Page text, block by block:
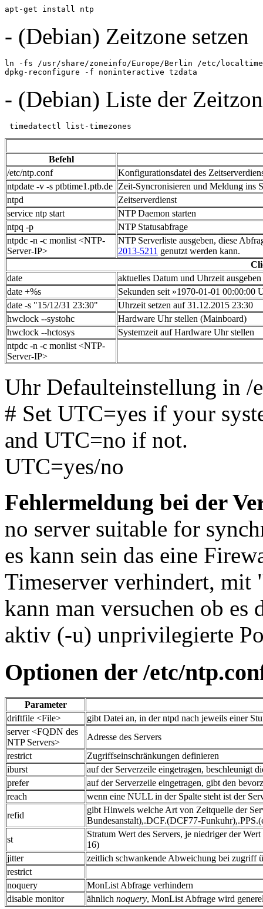
apt-get install ntp
- (Debian) Zeitzone setzen
ln -fs /usr/share/zoneinfo/Europe/Berlin /etc/localtime
dpkg-reconfigure -f noninteractive tzdata
- (Debian) Liste der
timedatectl list-timezones
Befehl
/etc/ntp.conf
Konfigurationsdatei des
ntpdate -v -s ptbtime1.ptb.de Zeit-Syncronisieren und Meldung ins
ntpd
Zeitserverdienst
service ntp start
NTP Daemon starten
ntpq -p
NTP Statusabfrage
ntpdc -n -c monlist <NTP-
Server-IP>
NTP Serverliste ausgeben, diese
2013-5211 genutzt werden kann.
date
aktuelles Datum und Uhrzeit ausgeben
date +%s
Sekunden seit »1970-01-01 00:00:00
date -s "15/12/31 23:30"
Uhrzeit setzen auf 31.12.2015 23:30
hwclock --systohc
Hardware Uhr stellen (Mainboard)
hwclock --hctosys
Systemzeit auf Hardware Uhr stellen
ntpdc -n -c monlist <NTP-
Server-IP>
Uhr Defaulteinstellung in /
# Set UTC=yes if your
and UTC=no if not.
UTC=yes/no
Fehlermeldung bei der
no server suitable for
es kann sein das eine
Timeserver verhindert, mit
kann man versuchen ob
aktiv (-u) unprivilegierte
Optionen der /etc/
Parameter
driftfile <File>
gibt Datei an, in der ntpd nach jeweils einer
server <FQDN des
NTP Servers>
Adresse des Servers
restrict
Zugriffseinschränkungen definieren
iburst
auf der Serverzeile eingetragen, beschleunigt
prefer
auf der Serverzeile eingetragen, gibt den
reach
wenn eine NULL in der Spalte steht ist der
refid
gibt Hinweis welche Art von Zeitquelle der
Bundesanstalt),.DCF.(DCF77-
st
Stratum Wert des Servers, je niedriger der
16)
jitter
zeitlich schwankende Abweichung bei zugriff
restrict
noquery
MonList Abfrage verhindern
disable monitor
ähnlich noquery, MonList Abfrage wird